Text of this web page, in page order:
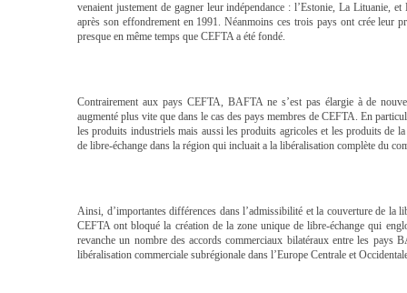
venaient justement de gagner leur indépendance : l’Estonie, La Lituanie,
après son effondrement en 1991. Néanmoins ces trois pays ont crée leur
presque en même temps que CEFTA a été fondé.
Contrairement aux pays CEFTA, BAFTA ne s’est pas élargie à de
augmenté plus vite que dans le cas des pays membres de CEFTA. En
les produits industriels mais aussi les produits agricoles et les produits de
de libre-échange dans la région qui incluait a la libéralisation complète du
Ainsi, d’importantes différences dans l’admissibilité et la couverture de la
CEFTA ont bloqué la création de la zone unique de libre-échange qui
revanche un nombre des accords commerciaux bilatéraux entre les pays
libéralisation commerciale subrégionale dans l’Europe Centrale et